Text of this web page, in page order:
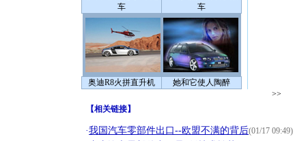
车
车
奥迪R8火拼直升机 她和它使人陶醉
>>
【相关链接】
·我国汽车零部件出口--欧盟不满的背后(01/17 09:49)